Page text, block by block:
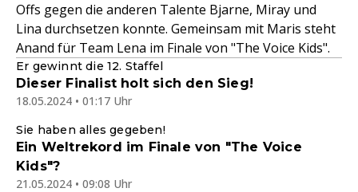
Offs gegen die anderen Talente Bjarne, Miray und
Lina durchsetzen konnte. Gemeinsam mit Maris steht
Anand für Team Lena im Finale von "The Voice Kids".
Er gewinnt die 12. Staffel
Dieser Finalist holt sich den Sieg!
18.05.2024 • 01:17 Uhr
Sie haben alles gegeben!
Ein Weltrekord im Finale von "The Voice
Kids"?
21.05.2024 • 09:08 Uhr